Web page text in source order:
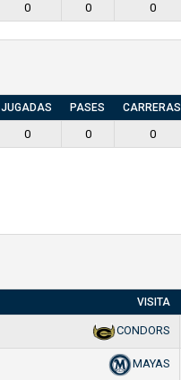
0 0 0
JUGADAS PASES CARRERAS
0 0 0
VISITA
CONDORS
MAYAS